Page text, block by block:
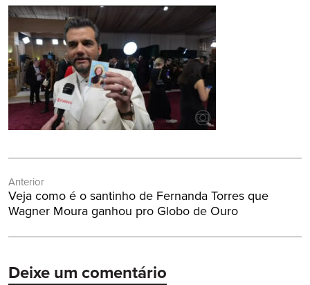
de
Post
Anterior
Post
Anterior:
Veja como é o santinho de Fernanda Torres que
Wagner Moura ganhou pro Globo de Ouro
Deixe um comentário